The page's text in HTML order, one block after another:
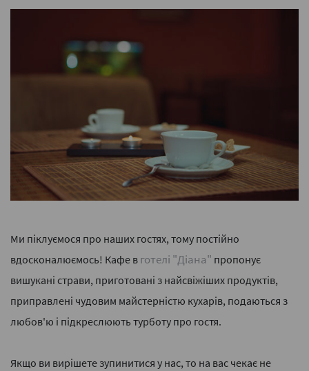
Ми піклуємося про наших гостях, тому постійно
вдосконалюємось! Кафе в готелі "Діана" пропонує
вишукані страви, приготовані з найсвіжіших продуктів,
приправлені чудовим майстерністю кухарів, подаються з
любов'ю і підкреслюють турботу про гостя.
Якщо ви вирішете зупинитися у нас, то на вас чекає не